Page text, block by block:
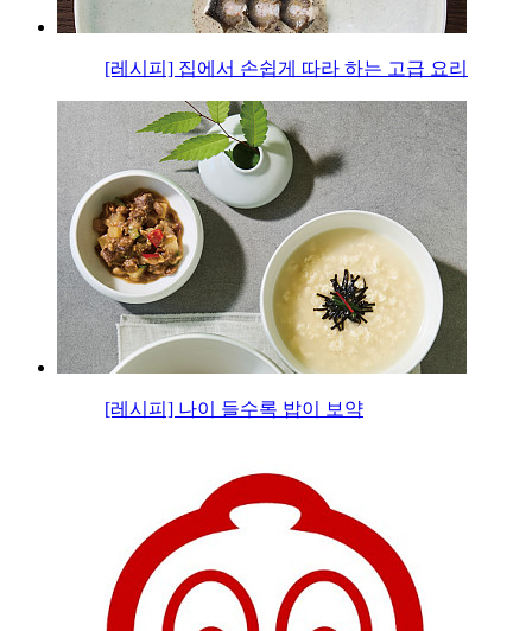
[레시피] 집에서 손쉽게 따라 하는 고급 요리
[레시피] 나이 들수록 밥이 보약